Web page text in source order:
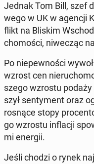
Jednak Tom Bill, szef
we­go w UK w agencji
flikt na Bliskim
cho­mo­ści, ni­we­cząc
Po nie­pew­no­ści
wzrost cen
sze­go wzrostu
szył sen­ty­ment oraz
rosnące stopy
go wzrostu in­fla­cji
mi energii.
Jeśli chodzi o rynek